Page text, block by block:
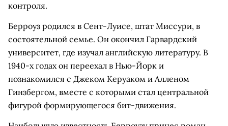
контроля.
Берроуз родился в Сент-Луисе, штат Миссури, в
состоятельной семье. Он окончил Гарвардский
университет, где изучал английскую литературу. В
1940-х годах он переехал в Нью-Йорк и
познакомился с Джеком Керуаком и Алленом
Гинзбергом, вместе с которыми стал центральной
фигурой формирующегося бит-движения.